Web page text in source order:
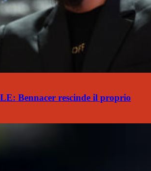
Bennacer rescinde il proprio